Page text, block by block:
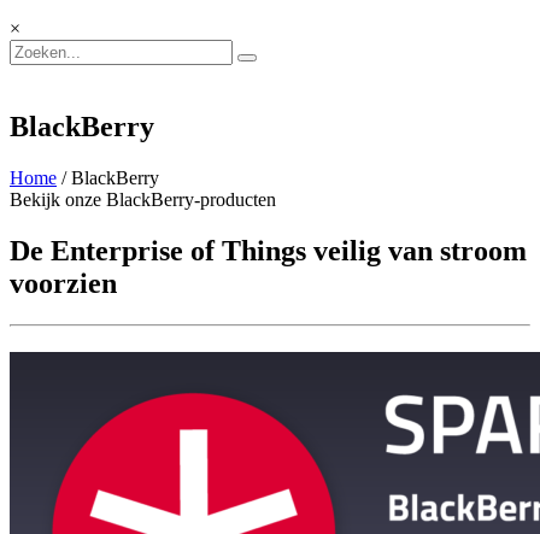
×
BlackBerry
Home / BlackBerry
Bekijk onze BlackBerry-producten
De Enterprise of Things veilig van stroom
voorzien